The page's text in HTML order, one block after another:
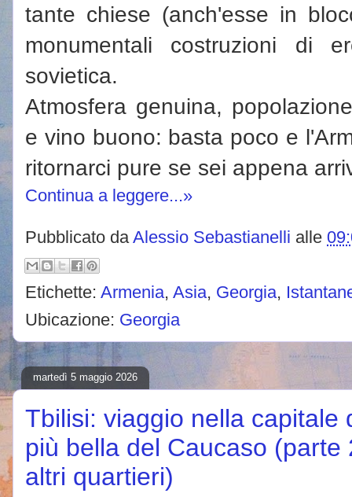
tante chiese (anch'esse in
monumentali costruzioni di
sovietica.
Atmosfera genuina,
e vino buono: basta poco e
ritornarci pure se sei appena
Continua a leggere...»
Pubblicato da Alessio Sebastianelli alle
Etichette: Armenia, Asia, Georgia,
Ubicazione: Georgia
martedì 5 maggio 2026
Tbilisi: viaggio nella capitale
più bella del Caucaso
altri quartieri)